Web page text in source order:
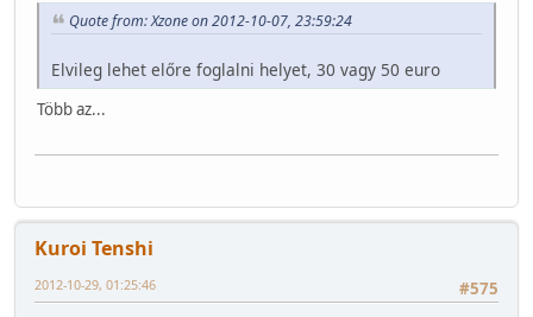
Quote from: Xzone on 2012-10-07, 23:59:24
Elvileg lehet előre foglalni helyet, 30 vagy 50 euro
Több az...
Kuroi Tenshi
#575
2012-10-29, 01:25:46